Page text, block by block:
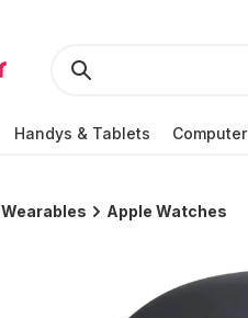
Handys & Tablets Computer
Wearables Apple Watches